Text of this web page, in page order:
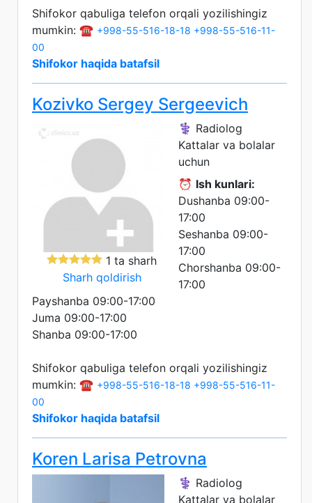
Shifokor qabuliga telefon orqali yozilishingiz
mumkin: ☎️ +998-55-516-18-18 +998-55-516-11-
00
Shifokor haqida batafsil
Kozivko Sergey Sergeevich
1 ta sharh
Sharh qoldirish
⚕️ Radiolog
Kattalar va bolalar
uchun
⏰ Ish kunlari:
Dushanba 09:00-
17:00
Seshanba 09:00-
17:00
Chorshanba 09:00-
17:00
Payshanba 09:00-17:00
Juma 09:00-17:00
Shanba 09:00-17:00
Shifokor qabuliga telefon orqali yozilishingiz
mumkin: ☎️ +998-55-516-18-18 +998-55-516-11-
00
Shifokor haqida batafsil
Koren Larisa Petrovna
⚕️ Radiolog
Kattalar va bolalar